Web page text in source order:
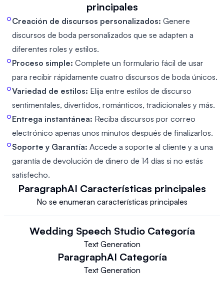
principales
Creación de discursos personalizados: Genere
discursos de boda personalizados que se adapten a
diferentes roles y estilos.
Proceso simple: Complete un formulario fácil de usar
para recibir rápidamente cuatro discursos de boda únicos.
Variedad de estilos: Elija entre estilos de discurso
sentimentales, divertidos, románticos, tradicionales y más.
Entrega instantánea: Reciba discursos por correo
electrónico apenas unos minutos después de finalizarlos.
Soporte y Garantía: Accede a soporte al cliente y a una
garantía de devolución de dinero de 14 días si no estás
satisfecho.
ParagraphAI Características principales
No se enumeran características principales
Wedding Speech Studio Categoría
Text Generation
ParagraphAI Categoría
Text Generation